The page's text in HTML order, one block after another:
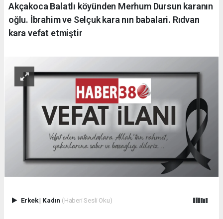
Akçakoca Balatlı köyünden Merhum Dursun karanın
oğlu. İbrahim ve Selçuk kara nın babalari. Rıdvan
kara vefat etmiştir
Erkek| Kadın (Haberi Sesli Oku)